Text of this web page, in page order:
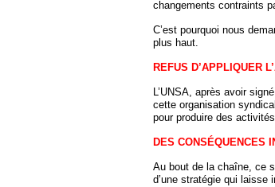
changements contraints
C’est pourquoi nous
plus haut.
REFUS D’APPLIQUER
L’UNSA, après avoir
cette organisation
pour produire des
DES CONSÉQUENCES
Au bout de la chaîne, ce
d’une stratégie qui laisse